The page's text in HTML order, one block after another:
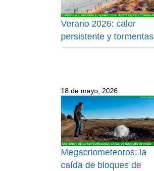
Verano 2026: calor
persistente y tormentas
18 de mayo, 2026
Megacriometeoros: la
caída de bloques de